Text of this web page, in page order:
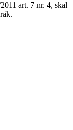
art. 7 nr. 4, skal